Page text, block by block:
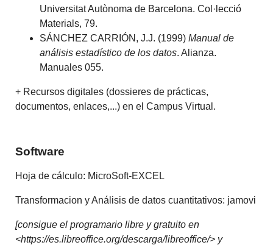
Universitat Autònoma de Barcelona. Col·lecció
Materials, 79.
SÁNCHEZ CARRIÓN, J.J. (1999)Manual de
análisis estadístico de los datos. Alianza.
Manuales 055.
+ Recursos digitales (dossieres de prácticas,
documentos, enlaces,...) en el Campus Virtual.
Software
Hoja de cálculo: MicroSoft-EXCEL
Transformacion y Análisis de datos cuantitativos: jamovi
[consigue el programario libre y gratuito en
<https://es.libreoffice.org/descarga/libreoffice/> y